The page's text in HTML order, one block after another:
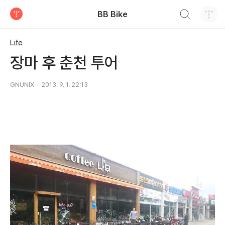
BB Bike
Life
장마 후 춘천 투어
GNUNIX 2013. 9. 1. 22:13